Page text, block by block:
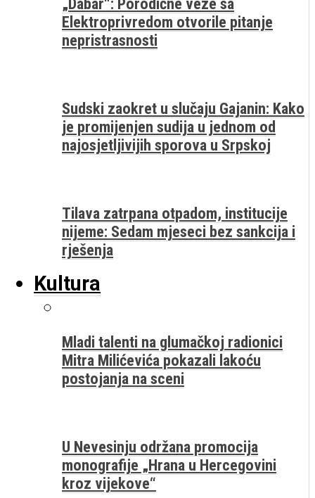
Elektroprivredom otvorile pitanje
nepristrasnosti
Sudski zaokret u slučaju Gajanin: Kako
je promijenjen sudija u jednom od
najosjetljivijih sporova u Srpskoj
Tilava zatrpana otpadom, institucije
nijeme: Sedam mjeseci bez sankcija i
rješenja
Kultura
Mladi talenti na glumačkoj radionici
Mitra Milićevića pokazali lakoću
postojanja na sceni
U Nevesinju održana promocija
monografije „Hrana u Hercegovini
kroz vijekove“